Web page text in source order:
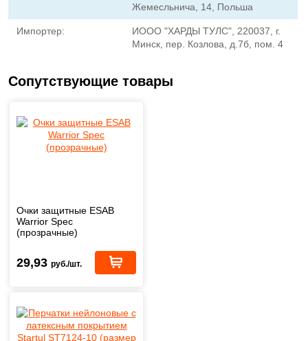
Жемесльнича, 14, Польша
Импортер:
ИООО "ХАРДЫ ТУЛС", 220037, г.
Минск, пер. Козлова, д.7б, пом. 4
Сопутствующие товары
Очки защитные ESAB
Warrior Spec
(прозрачные)
29,93 руб./шт.